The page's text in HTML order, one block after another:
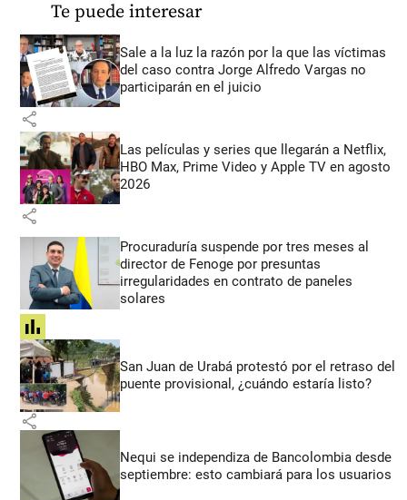
Te puede interesar
Sale a la luz la razón por la que las víctimas
del caso contra Jorge Alfredo Vargas no
participarán en el juicio
share
Las películas y series que llegarán a Netflix,
HBO Max, Prime Video y Apple TV en agosto
2026
share
Procuraduría suspende por tres meses al
director de Fenoge por presuntas
irregularidades en contrato de paneles
solares
share
San Juan de Urabá protestó por el retraso del
puente provisional, ¿cuándo estaría listo?
share
Nequi se independiza de Bancolombia desde
septiembre: esto cambiará para los usuarios